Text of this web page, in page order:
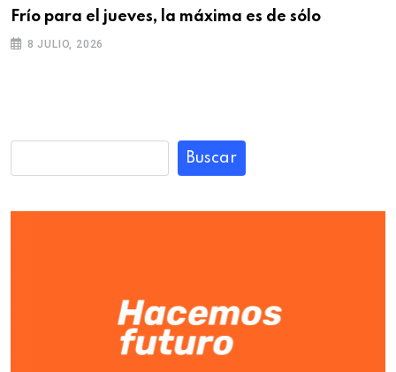
Frío para el jueves, la máxima es de sólo
8 JULIO, 2026
Buscar